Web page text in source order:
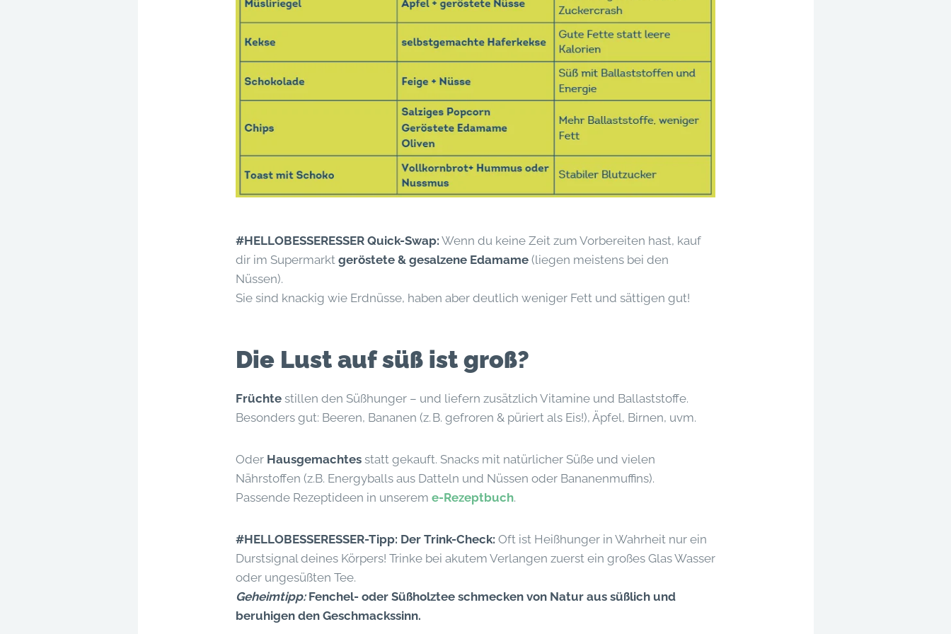
#HELLOBESSERESSER Quick-Swap: Wenn du keine Zeit zum Vorbereiten hast, kauf
dir im Supermarkt geröstete & gesalzene Edamame (liegen meistens bei den
Nüssen).
Sie sind knackig wie Erdnüsse, haben aber deutlich weniger Fett und sättigen gut!
Die Lust auf süß ist groß?
Früchte stillen den Süßhunger – und liefern zusätzlich Vitamine und Ballaststoffe.
Besonders gut: Beeren, Bananen (z. B. gefroren & püriert als Eis!), Äpfel, Birnen, uvm.
Oder Hausgemachtes statt gekauft. Snacks mit natürlicher Süße und vielen
Nährstoffen (z.B. Energyballs aus Datteln und Nüssen oder Bananenmuffins).
Passende Rezeptideen in unserem e-Rezeptbuch.
#HELLOBESSERESSER-Tipp: Der Trink-Check: Oft ist Heißhunger in Wahrheit nur ein
Durstsignal deines Körpers! Trinke bei akutem Verlangen zuerst ein großes Glas Wasser
oder ungesüßten Tee.
Geheimtipp:Fenchel- oder Süßholztee schmecken von Natur aus süßlich und
beruhigen den Geschmackssinn.